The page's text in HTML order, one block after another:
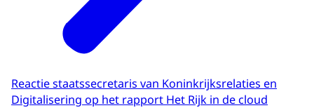
Reactie staatssecretaris van Koninkrijksrelaties en
Digitalisering op het rapport Het Rijk in de cloud